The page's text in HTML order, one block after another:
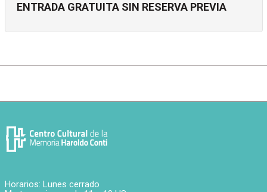
ENTRADA GRATUITA SIN RESERVA PREVIA
Horarios: Lunes cerrado